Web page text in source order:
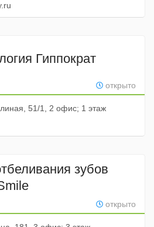
Гиппократ
открыто
51/1, 2 офис; 1 этаж
зубов
открыто